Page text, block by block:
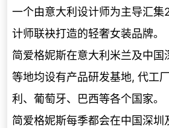
一个由意大利设计师为主导汇
计师联袂打造的轻奢女装品牌。
简爱格妮斯在意大利米兰及中国
等地均设有产品研发基地, 代工
利、葡萄牙、巴西等各个国家。
简爱格妮斯每季都会在中国深圳